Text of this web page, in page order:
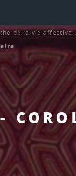
de la vie affective